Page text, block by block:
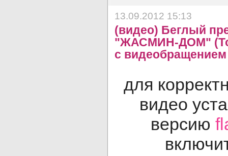
13.09.2012 15:13
(видео) Беглый
"ЖАСМИН-ДОМ"
с видеобращением
для
видео
версию